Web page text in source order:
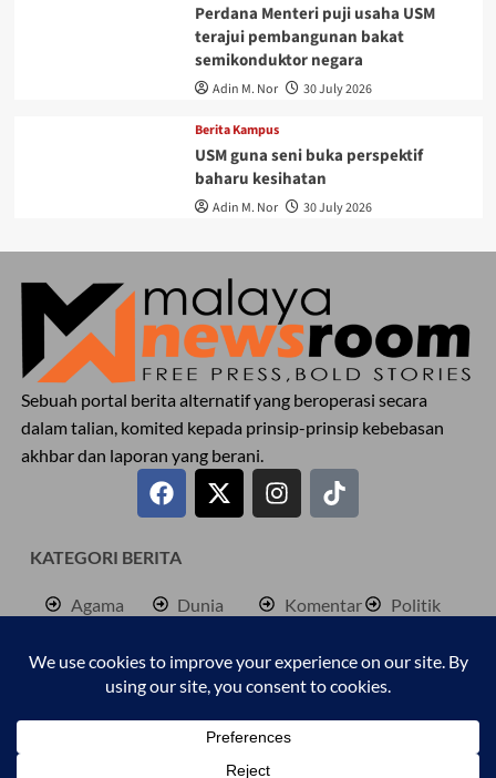
Perdana Menteri puji usaha USM
terajui pembangunan bakat
semikonduktor negara
Adin M. Nor 30 July 2026
Berita Kampus
USM guna seni buka perspektif
baharu kesihatan
Adin M. Nor 30 July 2026
Sebuah portal berita alternatif yang beroperasi secara
dalam talian, komited kepada prinsip-prinsip kebebasan
akhbar dan laporan yang berani.
KATEGORI BERITA
Agama
Berita
Bisnes
Dunia
Jenayah
Kembara
Komentar
Palestine
Pendidkan
Politik
Sukan